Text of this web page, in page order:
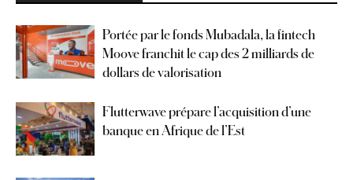
Portée par le fonds Mubadala, la fintech
Moove franchit le cap des 2 milliards de
dollars de valorisation
Flutterwave prépare l’acquisition d’une
banque en Afrique de l’Est